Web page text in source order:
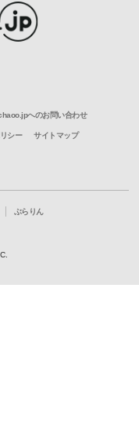
へのお問い合わせ
シー サイトマップ
ぶらりん